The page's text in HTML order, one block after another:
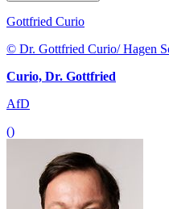
Gottfried Curio
© Dr. Gottfried Curio/ Hagen
Curio, Dr. Gottfried
AfD
()